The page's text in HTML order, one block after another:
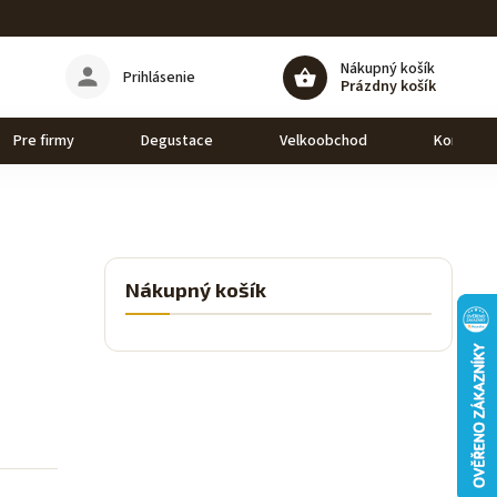
Nákupný košík
Prázdny košík
Prihlásenie
Pre firmy Degustace Velkoobchod Kontakt
Nákupný košík